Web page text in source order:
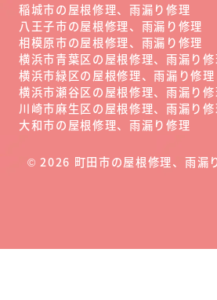
稲城市の屋根修理、雨漏り修理
八王子市の屋根修理、雨漏り修理
相模原市の屋根修理、雨漏り修理
横浜市青葉区の屋根修理、雨漏り
横浜市緑区の屋根修理、雨漏り修理
横浜市瀬谷区の屋根修理、雨漏り
川崎市麻生区の屋根修理、雨漏り
大和市の屋根修理、雨漏り修理
©2026 町田市の屋根修理、雨漏